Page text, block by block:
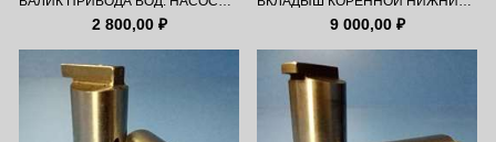
2 800,00 ₽ 9 000,00 ₽